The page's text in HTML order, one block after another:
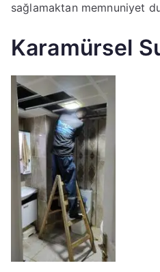
sağlamaktan memnuniyet
Karamürsel